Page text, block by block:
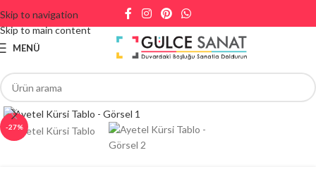
Skip to navigation
Skip to main content
MENÜ
-27%